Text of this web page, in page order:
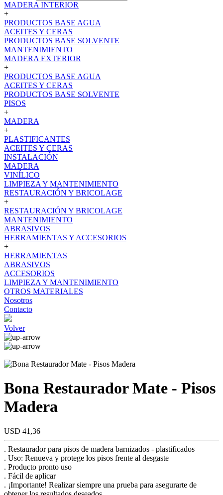
MADERA INTERIOR
+
PRODUCTOS BASE AGUA
ACEITES Y CERAS
PRODUCTOS BASE SOLVENTE
MANTENIMIENTO
MADERA EXTERIOR
+
PRODUCTOS BASE AGUA
ACEITES Y CERAS
PRODUCTOS BASE SOLVENTE
PISOS
+
MADERA
+
PLASTIFICANTES
ACEITES Y CERAS
INSTALACIÓN
MADERA
VINÍLICO
LIMPIEZA Y MANTENIMIENTO
RESTAURACIÓN Y BRICOLAGE
+
RESTAURACIÓN Y BRICOLAGE
MANTENIMIENTO
ABRASIVOS
HERRAMIENTAS Y ACCESORIOS
+
HERRAMIENTAS
ABRASIVOS
ACCESORIOS
LIMPIEZA Y MANTENIMIENTO
OTROS MATERIALES
Nosotros
Contacto
Volver
Bona Restaurador Mate - Pisos
Madera
USD 41,36
. Restaurador para pisos de madera barnizados - plastificados
. Uso: Renueva y protege los pisos frente al desgaste
. Producto pronto uso
. Fácil de aplicar
. ¡Importante! Realizar siempre una prueba para asegurarte de